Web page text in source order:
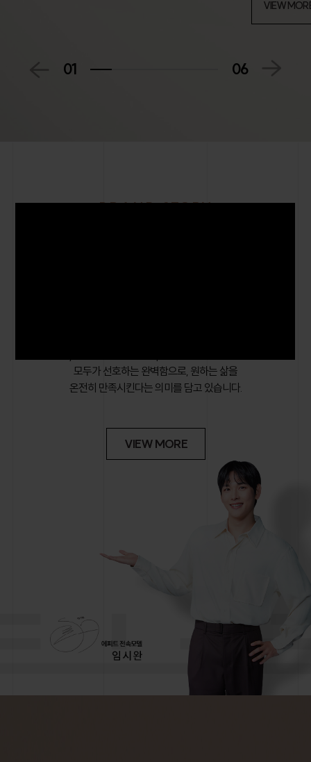
VIEW
01 06
BRAND STORY
모두가 선호하는 완벽함으로, 원하는 삶을
온전히 만족시킨다는 의미를 담고 있습니다.
VIEW MORE